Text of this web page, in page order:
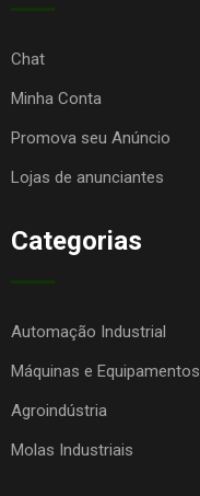
Chat
Minha Conta
Promova seu Anúncio
Lojas de anunciantes
Categorias
Automação Industrial
Máquinas e Equipamentos
Agroindústria
Molas Industriais